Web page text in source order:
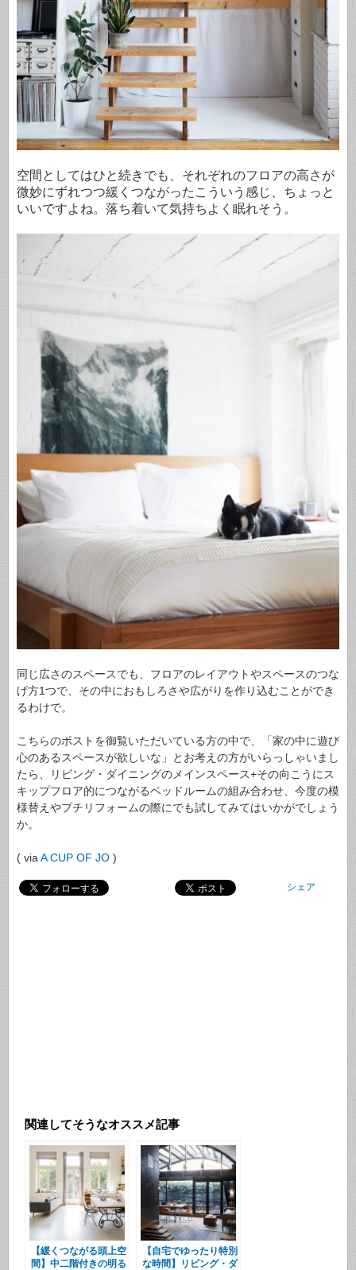
空間としてはひと続きでも、それぞれのフロアの高さが
微妙にずれつつ緩くつながったこういう感じ、ちょっと
いいですよね。落ち着いて気持ちよく眠れそう。
同じ広さのスペースでも、フロアのレイアウトやスペースのつな
げ方1つで、その中におもしろさや広がりを作り込むことができ
るわけで。
こちらのポストを御覧いただいている方の中で、「家の中に遊び
心のあるスペースが欲しいな」とお考えの方がいらっしゃいまし
たら、リビング・ダイニングのメインスペース+その向こうにス
キップフロア的につながるベッドルームの組み合わせ、今度の模
様替えやプチリフォームの際にでも試してみてはいかがでしょう
か。
( via A CUP OF JO )
シェア
関連してそうなオススメ記事
【緩くつながる頭上空
間】中二階付きの明る
【自宅でゆったり特別
な時間】リビング・ダ